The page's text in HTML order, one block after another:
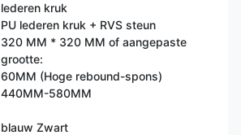
lederen kruk
PU lederen kruk + RVS steun
320 MM * 320 MM of aangepaste
grootte:
60MM (Hoge rebound-spons)
440MM-580MM
blauw Zwart